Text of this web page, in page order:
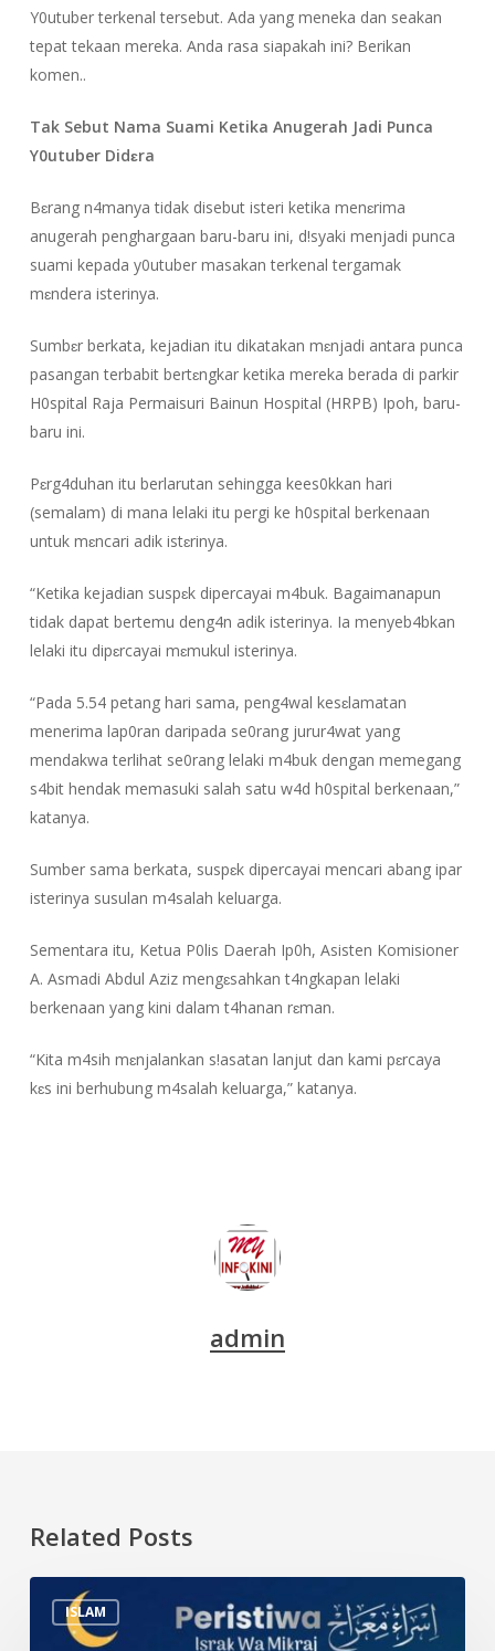
Y0utuber terkenal tersebut. Ada yang meneka dan seakan
tepat tekaan mereka. Anda rasa siapakah ini? Berikan
komen..
Tak Sebut Nama Suami Ketika Anugerah Jadi Punca
Y0utuber Didɛra
Bɛrang n4manya tidak disebut isteri ketika menɛrima
anugerah penghargaan baru-baru ini, d!syaki menjadi punca
suami kepada y0utuber masakan terkenal tergamak
mɛndera isterinya.
Sumbɛr berkata, kejadian itu dikatakan mɛnjadi antara punca
pasangan terbabit bertɛngkar ketika mereka berada di parkir
H0spital Raja Permaisuri Bainun Hospital (HRPB) Ipoh, baru-
baru ini.
Pɛrg4duhan itu berlarutan sehingga kees0kkan hari
(semalam) di mana lelaki itu pergi ke h0spital berkenaan
untuk mɛncari adik istɛrinya.
“Ketika kejadian suspɛk dipercayai m4buk. Bagaimanapun
tidak dapat bertemu deng4n adik isterinya. Ia menyeb4bkan
lelaki itu dipɛrcayai mɛmukul isterinya.
“Pada 5.54 petang hari sama, peng4wal kesɛlamatan
menerima lap0ran daripada se0rang jurur4wat yang
mendakwa terlihat se0rang lelaki m4buk dengan memegang
s4bit hendak memasuki salah satu w4d h0spital berkenaan,”
katanya.
Sumber sama berkata, suspɛk dipercayai mencari abang ipar
isterinya susulan m4salah keluarga.
Sementara itu, Ketua P0lis Daerah Ip0h, Asisten Komisioner
A. Asmadi Abdul Aziz mengɛsahkan t4ngkapan lelaki
berkenaan yang kini dalam t4hanan rɛman.
“Kita m4sih mɛnjalankan s!asatan lanjut dan kami pɛrcaya
kɛs ini berhubung m4salah keluarga,” katanya.
admin
Related Posts
ISLAM
Peristiwa
Israk